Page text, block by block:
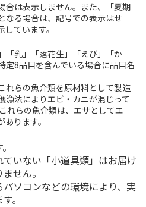
合は表示しません。また、「夏期
なる場合は、記号での表示はせ
ています。
「乳」「落花生」「えび」「か
定8品目を含んでいる場合に品目名
らの魚介類を原材料として製造
漁法によりエビ・カニが混じって
れらの魚介類は、エサとしてエ
ります。
いない「小道具類」はお届け
せん。
ソコンなどの環境により、実
。